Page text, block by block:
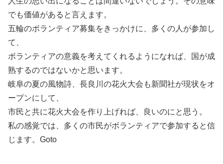
でも価値があると言えます。
五輪のボランティア募集をきっかけに、多くの人が参加し
て、
ボランティアの意義を考えてくれるようになれば、国が成
熟するのではないかと思います。
岐阜の夏の風物詩、長良川の花火大会も新聞社が現状をオ
ープンにして、
市民と共に花火大会を作り上げれば、良いのにと思う。
私の感覚では、多くの市民がボランティアで参加すると信
じます。Goto